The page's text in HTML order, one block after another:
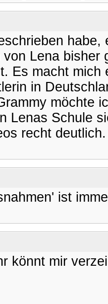
Lena bisher
Es macht
in
möchte
Lenas Schule
recht
ist
könnt mir